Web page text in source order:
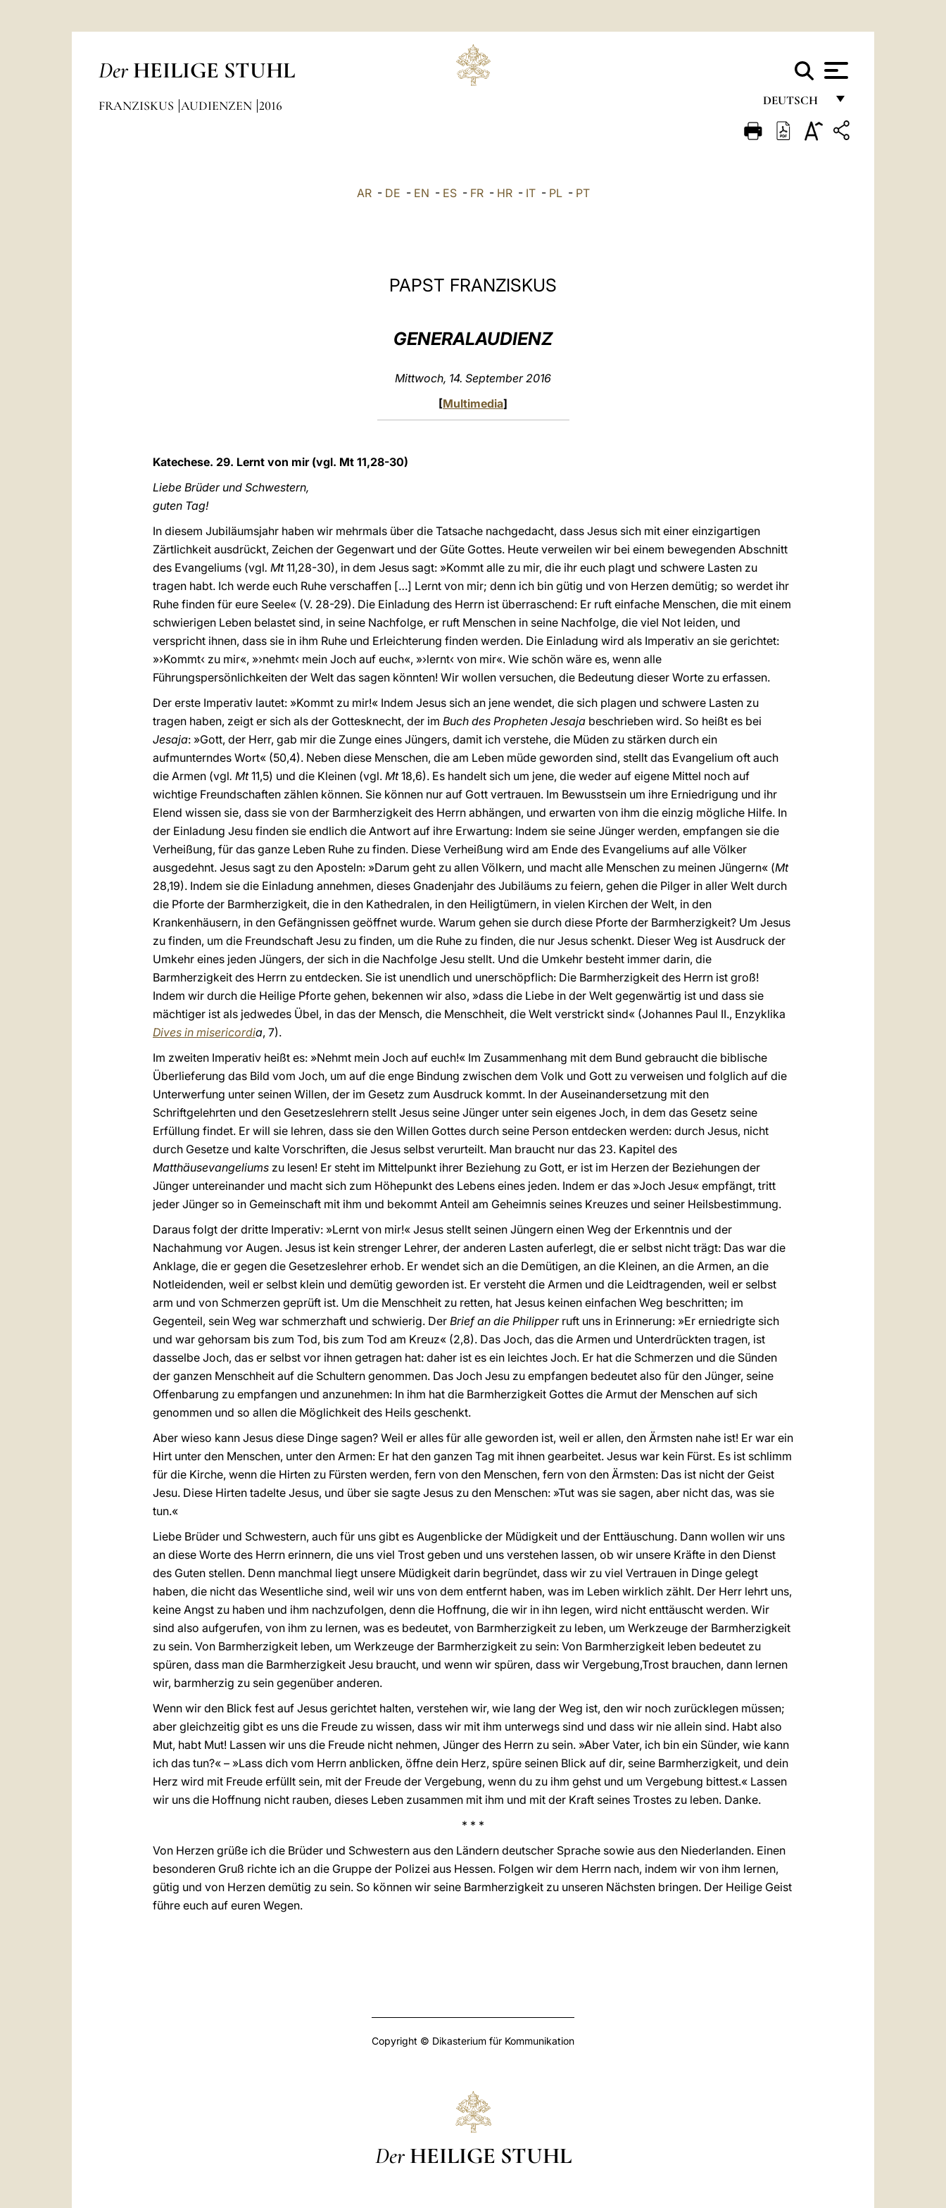
Der HEILIGE STUHL
DEUTSCH
FRANÇAIS
FRANZISKUS AUDIENZEN 2016
AR- DE - EN - ES- FR- HR- IT- PL- PT
PAPST FRANZISKUS
GENERALAUDIENZ
Mittwoch, 14. September 2016
[Multimedia]
Katechese. 29. Lernt von mir (vgl. Mt 11,28-30)
Liebe Brüder und Schwestern,
guten Tag!
In diesem Jubiläumsjahr haben wir mehrmals über die Tatsache nachgedacht, dass Jesus sich mit einer einzigartigen
Zärtlichkeit ausdrückt, Zeichen der Gegenwart und der Güte Gottes. Heute verweilen wir bei einem bewegenden Abschnitt
des Evangeliums (vgl. Mt11,28-30), in dem Jesus sagt: »Kommt alle zu mir, die ihr euch plagt und schwere Lasten zu
tragen habt. Ich werde euch Ruhe verschaffen […] Lernt von mir; denn ich bin gütig und von Herzen demütig; so werdet ihr
Ruhe finden für eure Seele« (V. 28-29). Die Einladung des Herrn ist überraschend: Er ruft einfache Menschen, die mit einem
schwierigen Leben belastet sind, in seine Nachfolge, er ruft Menschen in seine Nachfolge, die viel Not leiden, und
verspricht ihnen, dass sie in ihm Ruhe und Erleichterung finden werden. Die Einladung wird als Imperativ an sie gerichtet:
»›Kommt‹ zu mir«, »›nehmt‹ mein Joch auf euch«, »›lernt‹ von mir«. Wie schön wäre es, wenn alle
Führungspersönlichkeiten der Welt das sagen könnten! Wir wollen versuchen, die Bedeutung dieser Worte zu erfassen.
Der erste Imperativ lautet: »Kommt zu mir!« Indem Jesus sich an jene wendet, die sich plagen und schwere Lasten zu
tragen haben, zeigt er sich als der Gottesknecht, der im Buch des Propheten Jesaja beschrieben wird. So heißt es bei
Jesaja: »Gott, der Herr, gab mir die Zunge eines Jüngers, damit ich verstehe, die Müden zu stärken durch ein
aufmunterndes Wort« (50,4). Neben diese Menschen, die am Leben müde geworden sind, stellt das Evangelium oft auch
die Armen (vgl. Mt11,5) und die Kleinen (vgl. Mt18,6). Es handelt sich um jene, die weder auf eigene Mittel noch auf
wichtige Freundschaften zählen können. Sie können nur auf Gott vertrauen. Im Bewusstsein um ihre Erniedrigung und ihr
Elend wissen sie, dass sie von der Barmherzigkeit des Herrn abhängen, und erwarten von ihm die einzig mögliche Hilfe. In
der Einladung Jesu finden sie endlich die Antwort auf ihre Erwartung: Indem sie seine Jünger werden, empfangen sie die
Verheißung, für das ganze Leben Ruhe zu finden. Diese Verheißung wird am Ende des Evangeliums auf alle Völker
ausgedehnt. Jesus sagt zu den Aposteln: »Darum geht zu allen Völkern, und macht alle Menschen zu meinen Jüngern« (Mt
28,19). Indem sie die Einladung annehmen, dieses Gnadenjahr des Jubiläums zu feiern, gehen die Pilger in aller Welt durch
die Pforte der Barmherzigkeit, die in den Kathedralen, in den Heiligtümern, in vielen Kirchen der Welt, in den
Krankenhäusern, in den Gefängnissen geöffnet wurde. Warum gehen sie durch diese Pforte der Barmherzigkeit? Um Jesus
zu finden, um die Freundschaft Jesu zu finden, um die Ruhe zu finden, die nur Jesus schenkt. Dieser Weg ist Ausdruck der
Umkehr eines jeden Jüngers, der sich in die Nachfolge Jesu stellt. Und die Umkehr besteht immer darin, die
Barmherzigkeit des Herrn zu entdecken. Sie ist unendlich und unerschöpflich: Die Barmherzigkeit des Herrn ist groß!
Indem wir durch die Heilige Pforte gehen, bekennen wir also, »dass die Liebe in der Welt gegenwärtig ist und dass sie
mächtiger ist als jedwedes Übel, in das der Mensch, die Menschheit, die Welt verstrickt sind« (Johannes Paul II., Enzyklika
Dives in misericordia, 7).
Im zweiten Imperativ heißt es: »Nehmt mein Joch auf euch!« Im Zusammenhang mit dem Bund gebraucht die biblische
Überlieferung das Bild vom Joch, um auf die enge Bindung zwischen dem Volk und Gott zu verweisen und folglich auf die
Unterwerfung unter seinen Willen, der im Gesetz zum Ausdruck kommt. In der Auseinandersetzung mit den
Schriftgelehrten und den Gesetzeslehrern stellt Jesus seine Jünger unter sein eigenes Joch, in dem das Gesetz seine
Erfüllung findet. Er will sie lehren, dass sie den Willen Gottes durch seine Person entdecken werden: durch Jesus, nicht
durch Gesetze und kalte Vorschriften, die Jesus selbst verurteilt. Man braucht nur das 23. Kapitel des
Matthäusevangeliums zu lesen! Er steht im Mittelpunkt ihrer Beziehung zu Gott, er ist im Herzen der Beziehungen der
Jünger untereinander und macht sich zum Höhepunkt des Lebens eines jeden. Indem er das »Joch Jesu« empfängt, tritt
jeder Jünger so in Gemeinschaft mit ihm und bekommt Anteil am Geheimnis seines Kreuzes und seiner Heilsbestimmung.
Daraus folgt der dritte Imperativ: »Lernt von mir!« Jesus stellt seinen Jüngern einen Weg der Erkenntnis und der
Nachahmung vor Augen. Jesus ist kein strenger Lehrer, der anderen Lasten auferlegt, die er selbst nicht trägt: Das war die
Anklage, die er gegen die Gesetzeslehrer erhob. Er wendet sich an die Demütigen, an die Kleinen, an die Armen, an die
Notleidenden, weil er selbst klein und demütig geworden ist. Er versteht die Armen und die Leidtragenden, weil er selbst
arm und von Schmerzen geprüft ist. Um die Menschheit zu retten, hat Jesus keinen einfachen Weg beschritten; im
Gegenteil, sein Weg war schmerzhaft und schwierig. Der Brief an die Philipper ruft uns in Erinnerung: »Er erniedrigte sich
und war gehorsam bis zum Tod, bis zum Tod am Kreuz« (2,8). Das Joch, das die Armen und Unterdrückten tragen, ist
dasselbe Joch, das er selbst vor ihnen getragen hat: daher ist es ein leichtes Joch. Er hat die Schmerzen und die Sünden
der ganzen Menschheit auf die Schultern genommen. Das Joch Jesu zu empfangen bedeutet also für den Jünger, seine
Offenbarung zu empfangen und anzunehmen: In ihm hat die Barmherzigkeit Gottes die Armut der Menschen auf sich
genommen und so allen die Möglichkeit des Heils geschenkt.
Aber wieso kann Jesus diese Dinge sagen? Weil er alles für alle geworden ist, weil er allen, den Ärmsten nahe ist! Er war ein
Hirt unter den Menschen, unter den Armen: Er hat den ganzen Tag mit ihnen gearbeitet. Jesus war kein Fürst. Es ist schlimm
für die Kirche, wenn die Hirten zu Fürsten werden, fern von den Menschen, fern von den Ärmsten: Das ist nicht der Geist
Jesu. Diese Hirten tadelte Jesus, und über sie sagte Jesus zu den Menschen: »Tut was sie sagen, aber nicht das, was sie
tun.«
Liebe Brüder und Schwestern, auch für uns gibt es Augenblicke der Müdigkeit und der Enttäuschung. Dann wollen wir uns
an diese Worte des Herrn erinnern, die uns viel Trost geben und uns verstehen lassen, ob wir unsere Kräfte in den Dienst
des Guten stellen. Denn manchmal liegt unsere Müdigkeit darin begründet, dass wir zu viel Vertrauen in Dinge gelegt
haben, die nicht das Wesentliche sind, weil wir uns von dem entfernt haben, was im Leben wirklich zählt. Der Herr lehrt uns,
keine Angst zu haben und ihm nachzufolgen, denn die Hoffnung, die wir in ihn legen, wird nicht enttäuscht werden. Wir
sind also aufgerufen, von ihm zu lernen, was es bedeutet, von Barmherzigkeit zu leben, um Werkzeuge der Barmherzigkeit
zu sein. Von Barmherzigkeit leben, um Werkzeuge der Barmherzigkeit zu sein: Von Barmherzigkeit leben bedeutet zu
spüren, dass man die Barmherzigkeit Jesu braucht, und wenn wir spüren, dass wir Vergebung,Trost brauchen, dann lernen
wir, barmherzig zu sein gegenüber anderen.
Wenn wir den Blick fest auf Jesus gerichtet halten, verstehen wir, wie lang der Weg ist, den wir noch zurücklegen müssen;
aber gleichzeitig gibt es uns die Freude zu wissen, dass wir mit ihm unterwegs sind und dass wir nie allein sind. Habt also
Mut, habt Mut! Lassen wir uns die Freude nicht nehmen, Jünger des Herrn zu sein. »Aber Vater, ich bin ein Sünder, wie kann
ich das tun?« – »Lass dich vom Herrn anblicken, öffne dein Herz, spüre seinen Blick auf dir, seine Barmherzigkeit, und dein
Herz wird mit Freude erfüllt sein, mit der Freude der Vergebung, wenn du zu ihm gehst und um Vergebung bittest.« Lassen
wir uns die Hoffnung nicht rauben, dieses Leben zusammen mit ihm und mit der Kraft seines Trostes zu leben. Danke.
* * *
Von Herzen grüße ich die Brüder und Schwestern aus den Ländern deutscher Sprache sowie aus den Niederlanden. Einen
besonderen Gruß richte ich an die Gruppe der Polizei aus Hessen. Folgen wir dem Herrn nach, indem wir von ihm lernen,
gütig und von Herzen demütig zu sein. So können wir seine Barmherzigkeit zu unseren Nächsten bringen. Der Heilige Geist
führe euch auf euren Wegen.
Copyright © Dikasterium für Kommunikation
Der HEILIGE STUHL